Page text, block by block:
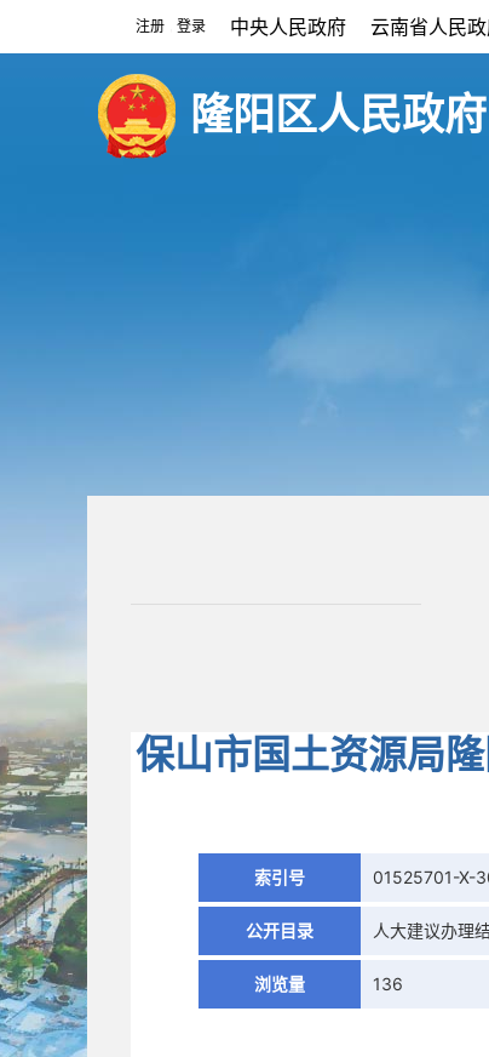
注册 登录 中央人民政府 云南省人民
隆阳区人民政府
保山市国土资源局
索引号 01525701-X-
公开目录 人大建议办理
浏览量 136